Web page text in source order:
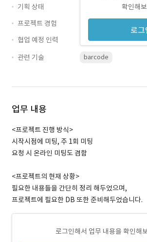
확인해
로그
기획 상태
프로젝트 경험
협업 예정 인력
관련 기술
barcode
업무 내용
<프로젝트 진행 방식>
시작시점에 미팅, 주 1회 미팅
요청 시 온라인 미팅도 겸함
<프로젝트의 현재 상황>
필요한 내용들을 간단히 정리 해두었으며,
프로젝트에 필요한 DB 또한 준비해두었습니다.
로그인해서 업무 내용을 확인해